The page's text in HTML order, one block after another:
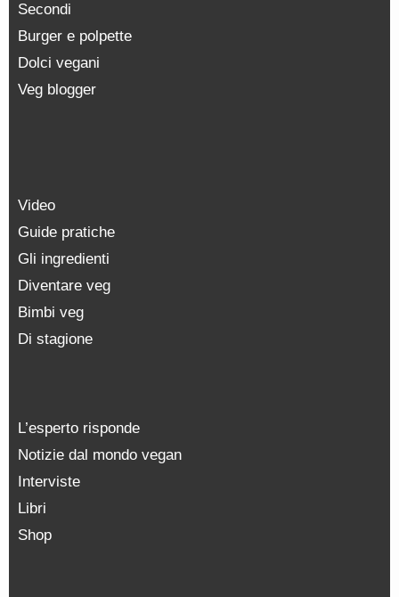
Secondi
Burger e polpette
Dolci vegani
Veg blogger
Video
Guide pratiche
Gli ingredienti
Diventare veg
Bimbi veg
Di stagione
L’esperto risponde
Notizie dal mondo vegan
Interviste
Libri
Shop